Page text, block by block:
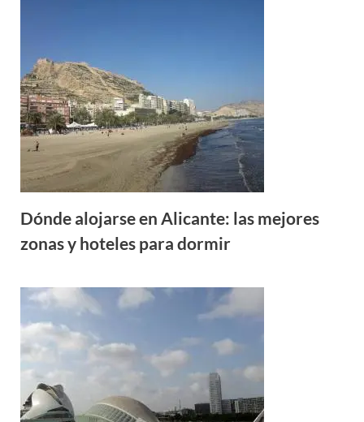
Dónde alojarse en Alicante: las mejores
zonas y hoteles para dormir